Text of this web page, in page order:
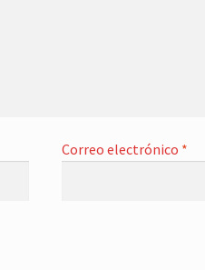
Correo electrónico *